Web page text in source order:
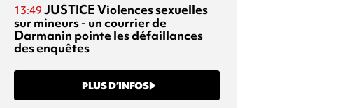
13:49 JUSTICEViolences sexuelles
sur mineurs - un courrier de
Darmanin pointe les défaillances
des enquêtes
PLUS D’INFOS